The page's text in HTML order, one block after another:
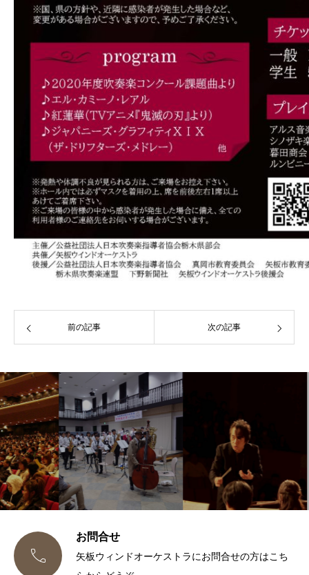
前の記事 次の記事

お問合せ
矢板ウィンドオーケストラにお問合せの方はこち